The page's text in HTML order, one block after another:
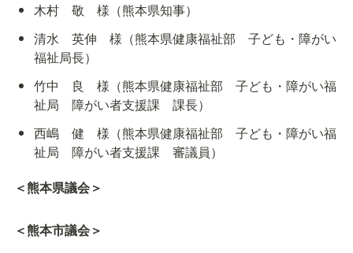
木村　敬　様（熊本県知事）
清水　英伸　様（熊本県健康福祉部　子ども・障がい
福祉局長）
竹中　良　様（熊本県健康福祉部　子ども・障がい福
祉局　障がい者支援課　課長）
西嶋　健　様（熊本県健康福祉部　子ども・障がい福
祉局　障がい者支援課　審議員）
＜熊本県議会＞
＜熊本市議会＞